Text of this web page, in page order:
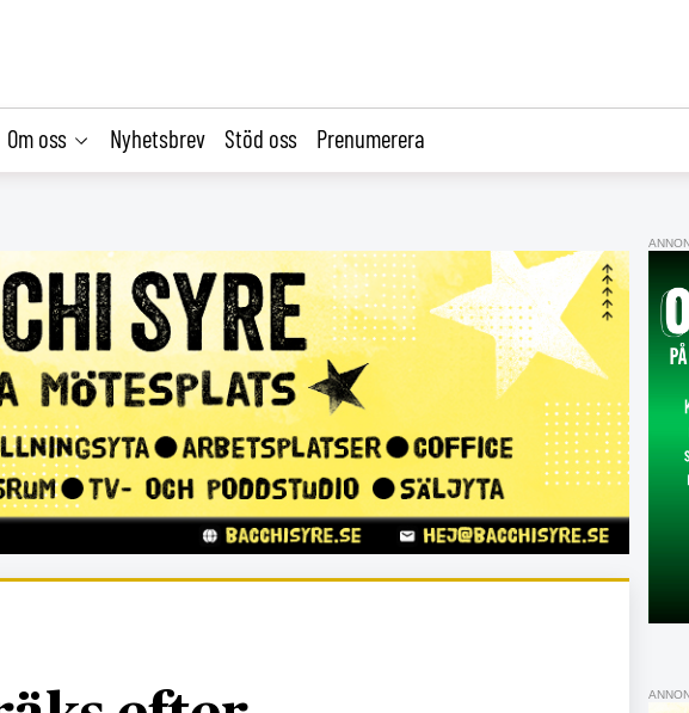
Om oss Nyhetsbrev Stöd oss Prenumerera